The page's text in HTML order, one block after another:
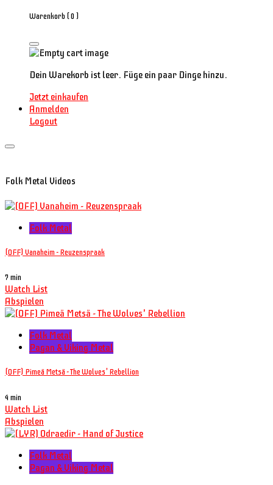
Warenkorb (0 )
Dein Warekorb ist leer. Füge ein paar Dinge hinzu.
Jetzt einkaufen
Anmelden
Logout
Folk Metal Videos
Folk Metal
(OFF) Vanaheim - Reuzenspraak
7 min
Watch List
Abspielen
Folk Metal
Pagan & Viking Metal
(OFF) Pimeä Metsä - The Wolves' Rebellion
4 min
Watch List
Abspielen
Folk Metal
Pagan & Viking Metal